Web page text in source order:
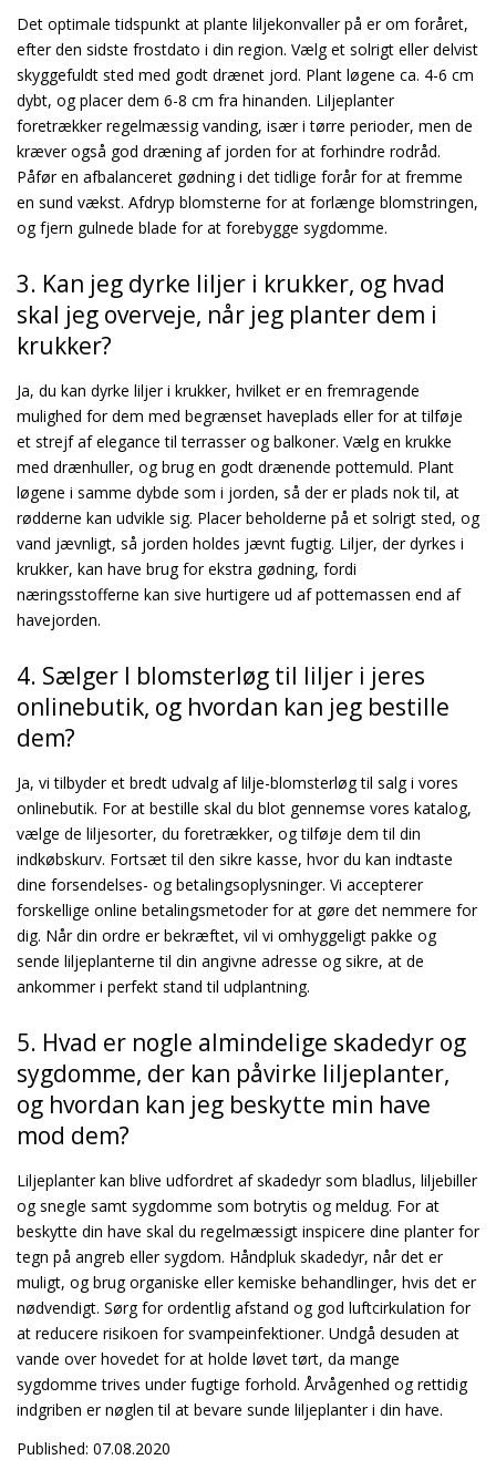
Det optimale tidspunkt at plante liljekonvaller på er om foråret,
efter den sidste frostdato i din region. Vælg et solrigt eller delvist
skyggefuldt sted med godt drænet jord. Plant løgene ca. 4-6 cm
dybt, og placer dem 6-8 cm fra hinanden. Liljeplanter
foretrækker regelmæssig vanding, især i tørre perioder, men de
kræver også god dræning af jorden for at forhindre rodråd.
Påfør en afbalanceret gødning i det tidlige forår for at fremme
en sund vækst. Afdryp blomsterne for at forlænge blomstringen,
og fjern gulnede blade for at forebygge sygdomme.
3. Kan jeg dyrke liljer i krukker, og hvad
skal jeg overveje, når jeg planter dem i
krukker?
Ja, du kan dyrke liljer i krukker, hvilket er en fremragende
mulighed for dem med begrænset haveplads eller for at tilføje
et strejf af elegance til terrasser og balkoner. Vælg en krukke
med drænhuller, og brug en godt drænende pottemuld. Plant
løgene i samme dybde som i jorden, så der er plads nok til, at
rødderne kan udvikle sig. Placer beholderne på et solrigt sted, og
vand jævnligt, så jorden holdes jævnt fugtig. Liljer, der dyrkes i
krukker, kan have brug for ekstra gødning, fordi
næringsstofferne kan sive hurtigere ud af pottemassen end af
havejorden.
4. Sælger I blomsterløg til liljer i jeres
onlinebutik, og hvordan kan jeg bestille
dem?
Ja, vi tilbyder et bredt udvalg af lilje-blomsterløg til salg i vores
onlinebutik. For at bestille skal du blot gennemse vores katalog,
vælge de liljesorter, du foretrækker, og tilføje dem til din
indkøbskurv. Fortsæt til den sikre kasse, hvor du kan indtaste
dine forsendelses- og betalingsoplysninger. Vi accepterer
forskellige online betalingsmetoder for at gøre det nemmere for
dig. Når din ordre er bekræftet, vil vi omhyggeligt pakke og
sende liljeplanterne til din angivne adresse og sikre, at de
ankommer i perfekt stand til udplantning.
5. Hvad er nogle almindelige skadedyr og
sygdomme, der kan påvirke liljeplanter,
og hvordan kan jeg beskytte min have
mod dem?
Liljeplanter kan blive udfordret af skadedyr som bladlus, liljebiller
og snegle samt sygdomme som botrytis og meldug. For at
beskytte din have skal du regelmæssigt inspicere dine planter for
tegn på angreb eller sygdom. Håndpluk skadedyr, når det er
muligt, og brug organiske eller kemiske behandlinger, hvis det er
nødvendigt. Sørg for ordentlig afstand og god luftcirkulation for
at reducere risikoen for svampeinfektioner. Undgå desuden at
vande over hovedet for at holde løvet tørt, da mange
sygdomme trives under fugtige forhold. Årvågenhed og rettidig
indgriben er nøglen til at bevare sunde liljeplanter i din have.
Published: 07.08.2020